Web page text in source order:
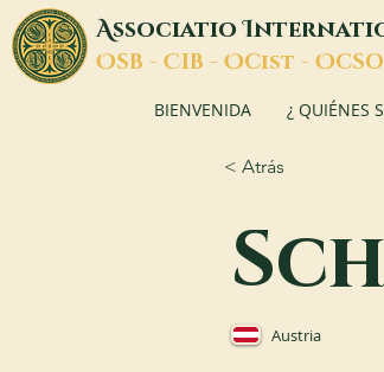
AssociatioI
OSB - CIB - OCist - OCSO
BIENVENIDA ¿ QUIÉNES
< Atrás
Austria